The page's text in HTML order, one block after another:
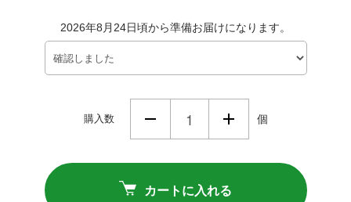
2026年8月24日頃から準備お届けになります。
購入数 個
カートに入れる